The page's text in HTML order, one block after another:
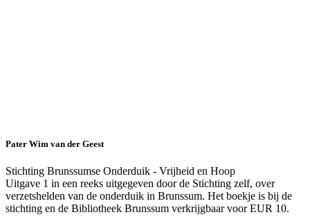
Literatuurlijst
Pater Wim van der Geest
Stichting Brunssumse Onderduik - Vrijheid en Hoop
Uitgave 1 in een reeks uitgegeven door de Stichting zelf, over
verzetshelden van de onderduik in Brunssum. Het boekje is bij de
stichting en de Bibliotheek Brunssum verkrijgbaar voor EUR 10.